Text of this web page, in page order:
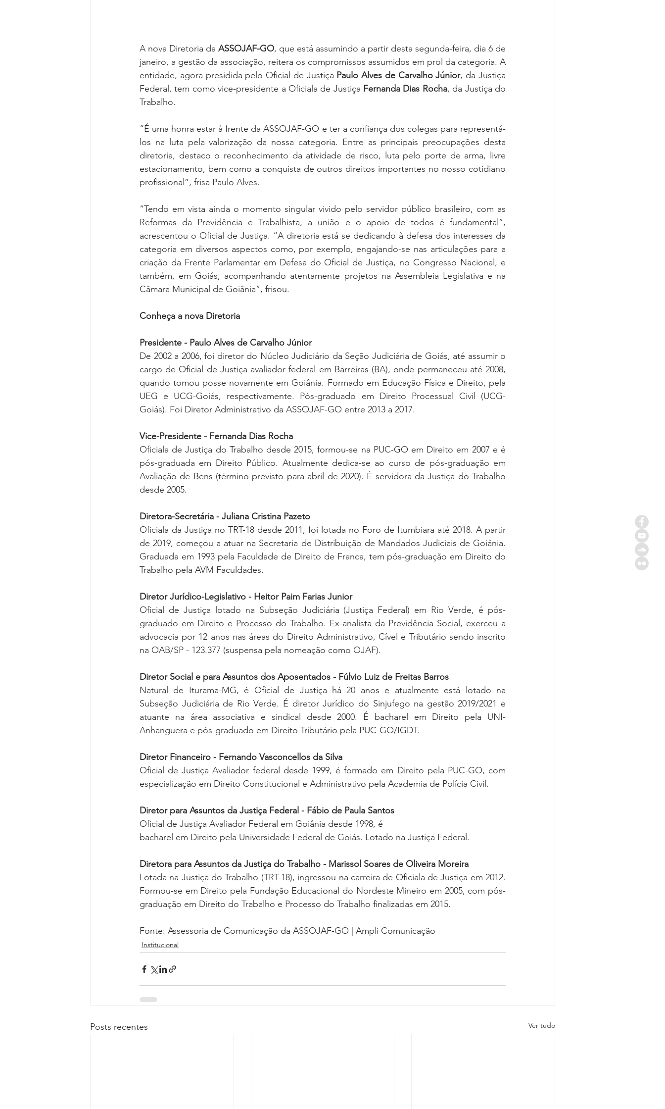
A nova Diretoria da ASSOJAF-GO, que está assumindo a partir desta segunda-feira, dia 6 de
janeiro, a gestão da associação, reitera os compromissos assumidos em prol da categoria. A
entidade, agora presidida pelo Oficial de Justiça Paulo Alves de Carvalho Júnior, da Justiça
Federal, tem como vice-presidente a Oficiala de Justiça Fernanda Dias Rocha, da Justiça do
Trabalho.
“É uma honra estar à frente da ASSOJAF-GO e ter a confiança dos colegas para representá-
los na luta pela valorização da nossa categoria. Entre as principais preocupações desta
diretoria, destaco o reconhecimento da atividade de risco, luta pelo porte de arma, livre
estacionamento, bem como a conquista de outros direitos importantes no nosso cotidiano
profissional”, frisa Paulo Alves.
“Tendo em vista ainda o momento singular vivido pelo servidor público brasileiro, com as
Reformas da Previdência e Trabalhista, a união e o apoio de todos é fundamental”,
acrescentou o Oficial de Justiça. “A diretoria está se dedicando à defesa dos interesses da
categoria em diversos aspectos como, por exemplo, engajando-se nas articulações para a
criação da Frente Parlamentar em Defesa do Oficial de Justiça, no Congresso Nacional, e
também, em Goiás, acompanhando atentamente projetos na Assembleia Legislativa e na
Câmara Municipal de Goiânia”, frisou.
Conheça a nova Diretoria
Presidente - Paulo Alves de Carvalho Júnior
De 2002 a 2006, foi diretor do Núcleo Judiciário da Seção Judiciária de Goiás, até assumir o
cargo de Oficial de Justiça avaliador federal em Barreiras (BA), onde permaneceu até 2008,
quando tomou posse novamente em Goiânia. Formado em Educação Física e Direito, pela
UEG e UCG-Goiás, respectivamente. Pós-graduado em Direito Processual Civil (UCG-
Goiás). Foi Diretor Administrativo da ASSOJAF-GO entre 2013 a 2017.
Vice-Presidente - Fernanda Dias Rocha
Oficiala de Justiça do Trabalho desde 2015, formou-se na PUC-GO em Direito em 2007 e é
pós-graduada em Direito Público. Atualmente dedica-se ao curso de pós-graduação em
Avaliação de Bens (término previsto para abril de 2020). É servidora da Justiça do Trabalho
desde 2005.
Diretora-Secretária - Juliana Cristina Pazeto
Oficiala da Justiça no TRT-18 desde 2011, foi lotada no Foro de Itumbiara até 2018. A partir
de 2019, começou a atuar na Secretaria de Distribuição de Mandados Judiciais de Goiânia.
Graduada em 1993 pela Faculdade de Direito de Franca, tem pós-graduação em Direito do
Trabalho pela AVM Faculdades.
Diretor Jurídico-Legislativo - Heitor Paim Farias Junior
Oficial de Justiça lotado na Subseção Judiciária (Justiça Federal) em Rio Verde, é pós-
graduado em Direito e Processo do Trabalho. Ex-analista da Previdência Social, exerceu a
advocacia por 12 anos nas áreas do Direito Administrativo, Cível e Tributário sendo inscrito
na OAB/SP - 123.377 (suspensa pela nomeação como OJAF).
Diretor Social e para Assuntos dos Aposentados - Fúlvio Luiz de Freitas Barros
Natural de Iturama-MG, é Oficial de Justiça há 20 anos e atualmente está lotado na
Subseção Judiciária de Rio Verde. É diretor Jurídico do Sinjufego na gestão 2019/2021 e
atuante na área associativa e sindical desde 2000. É bacharel em Direito pela UNI-
Anhanguera e pós-graduado em Direito Tributário pela PUC-GO/IGDT.
Diretor Financeiro - Fernando Vasconcellos da Silva
Oficial de Justiça Avaliador federal desde 1999, é formado em Direito pela PUC-GO, com
especialização em Direito Constitucional e Administrativo pela Academia de Polícia Civil.
Diretor para Assuntos da Justiça Federal - Fábio de Paula Santos
Oficial de Justiça Avaliador Federal em Goiânia desde 1998, é
bacharel em Direito pela Universidade Federal de Goiás. Lotado na Justiça Federal.
Diretora para Assuntos da Justiça do Trabalho - Marissol Soares de Oliveira Moreira
Lotada na Justiça do Trabalho (TRT-18), ingressou na carreira de Oficiala de Justiça em 2012.
Formou-se em Direito pela Fundação Educacional do Nordeste Mineiro em 2005, com pós-
graduação em Direito do Trabalho e Processo do Trabalho finalizadas em 2015.
Fonte: Assessoria de Comunicação da ASSOJAF-GO | Ampli Comunicação
Institucional
Posts recentes Ver tudo